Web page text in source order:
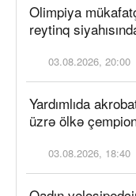
Olimpiya
reytinq
03.08.2026, 20:00
Yardımlıda
üzrə ölkə
03.08.2026, 18:40